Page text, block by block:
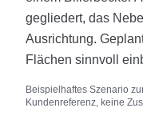
gegliedert, das
Ausrichtung.
Flächen sinnvoll
Beispielhaftes Szenario
Kundenreferenz, keine